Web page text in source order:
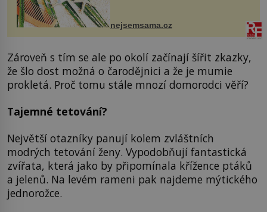
vlasy. ...
nejsemsama.cz
Zároveň s tím se ale po okolí začínají šířit zkazky,
že šlo dost možná o čarodějnici a že je mumie
prokletá. Proč tomu stále mnozí domorodci věří?
Tajemné tetování?
Největší otazníky panují kolem zvláštních
modrých tetování ženy. Vypodobňují fantastická
zvířata, která jako by připomínala křížence ptáků
a jelenů. Na levém rameni pak najdeme mýtického
jednorožce.